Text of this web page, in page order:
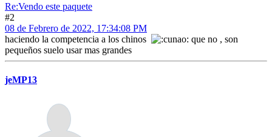
Re:Vendo este paquete
#2
08 de Febrero de 2022, 17:34:08 PM
haciendo la competencia a los chinos
que no , son
pequeños suelo usar mas grandes
jeMP13